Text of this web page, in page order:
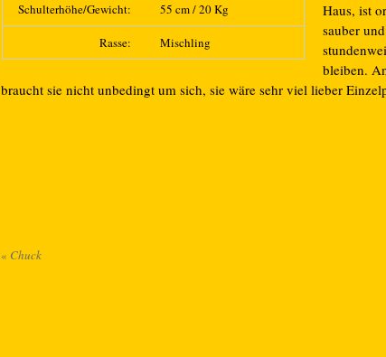
Schulterhöhe/Gewicht: 55 cm / 20 Kg
Rasse: Mischling
Haus, ist
sauber
bleiben.
braucht sie nicht unbedingt um sich, sie wäre sehr viel lieber
« Chuck